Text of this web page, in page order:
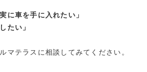
に車を手に入れたい」
たい」
マテラスに相談してみてください。